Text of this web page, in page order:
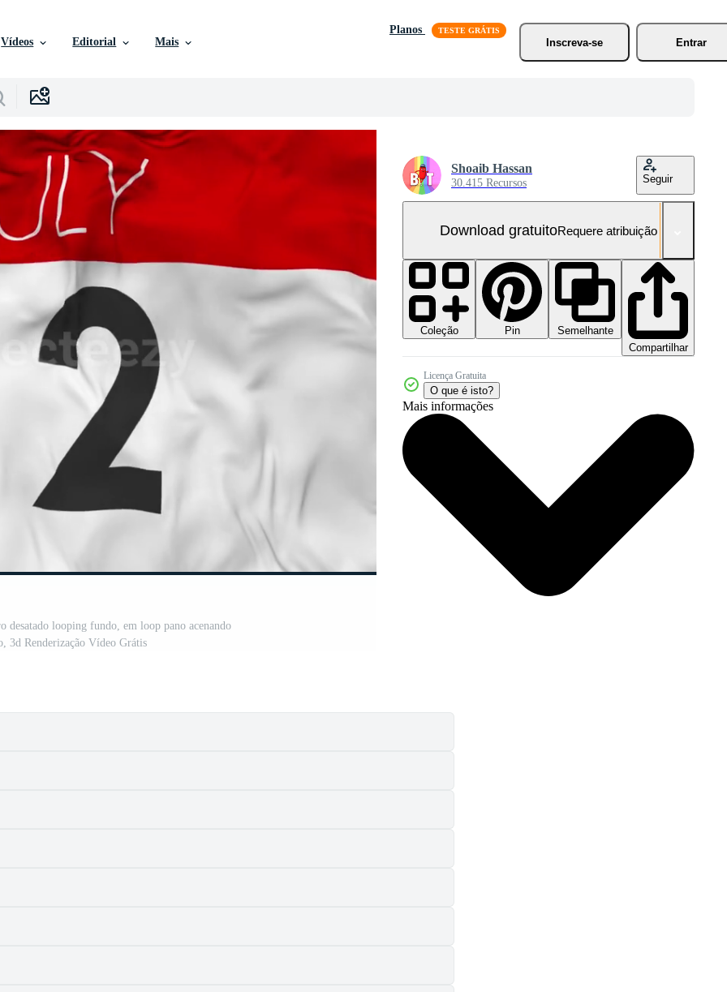
Vídeos Editorial Mais
Planos
Inscreva-se
Entrar
desatado looping fundo, em loop pano acenando
3d Renderização Vídeo Grátis
Shoaib Hassan
30.415 Recursos Seguir
Download gratuitoRequere atribuição
Coleção Pin
Semelhante
Compartilhar
Licença Gratuita
O que é isto?
Mais informações